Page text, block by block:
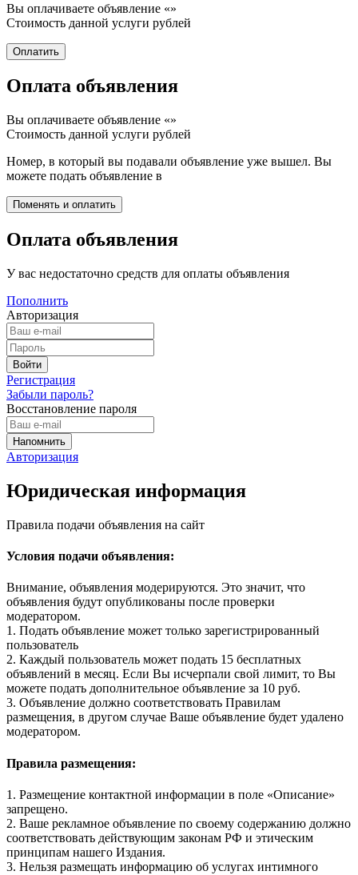
Вы оплачиваете объявление «»
Стоимость данной услуги рублей
Оплата объявления
Вы оплачиваете объявление «»
Стоимость данной услуги рублей
Номер, в который вы подавали объявление уже вышел. Вы
можете подать объявление в
Оплата объявления
У вас недостаточно средств для оплаты объявления
Пополнить
Авторизация
Регистрация
Забыли пароль?
Восстановление пароля
Авторизация
Юридическая информация
Правила подачи объявления на сайт
Условия подачи объявления:
Внимание, объявления модерируются. Это значит, что
объявления будут опубликованы после проверки
модератором.
1. Подать объявление может только зарегистрированный
пользователь
2. Каждый пользователь может подать 15 бесплатных
объявлений в месяц. Если Вы исчерпали свой лимит, то Вы
можете подать дополнительное объявление за 10 руб.
3. Объявление должно соответствовать Правилам
размещения, в другом случае Ваше объявление будет удалено
модератором.
Правила размещения:
1. Размещение контактной информации в поле «Описание»
запрещено.
2. Ваше рекламное объявление по своему содержанию должно
соответствовать действующим законам РФ и этическим
принципам нашего Издания.
3. Нельзя размещать информацию об услугах интимного